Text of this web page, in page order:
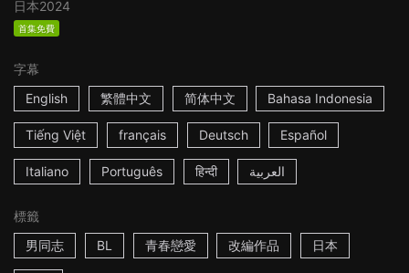
日本2024
首集免費
字幕
English
繁體中文 简体中文 Bahasa Indonesia
Tiếng Việt français Deutsch Español
Italiano Português हिन्दी العربية
標籤
男同志
BL 青春戀愛 改編作品 日本